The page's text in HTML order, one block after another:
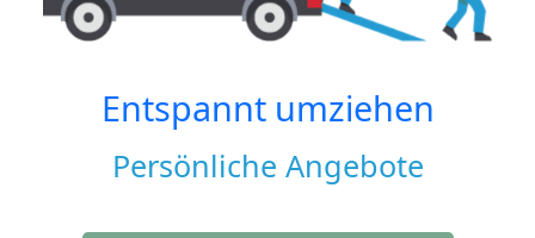
Entspannt umziehen
Persönliche Angebote